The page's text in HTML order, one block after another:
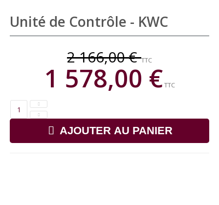
Unité de Contrôle - KWC
2 166,00 €TTC
1 578,00 €TTC
AJOUTER AU PANIER